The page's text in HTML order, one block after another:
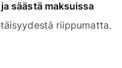
säästä maksuissa
riippumatta.